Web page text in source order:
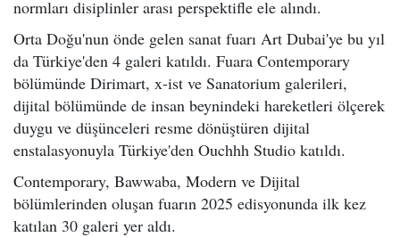
normları disiplinler arası perspektifle ele alındı.
Orta Doğu'nun önde gelen sanat fuarı Art Dubai'ye bu yıl
da Türkiye'den 4 galeri katıldı. Fuara Contemporary
bölümünde Dirimart, x-ist ve Sanatorium galerileri,
dijital bölümünde de insan beynindeki hareketleri ölçerek
duygu ve düşünceleri resme dönüştüren dijital
enstalasyonuyla Türkiye'den Ouchhh Studio katıldı.
Contemporary, Bawwaba, Modern ve Dijital
bölümlerinden oluşan fuarın 2025 edisyonunda ilk kez
katılan 30 galeri yer aldı.